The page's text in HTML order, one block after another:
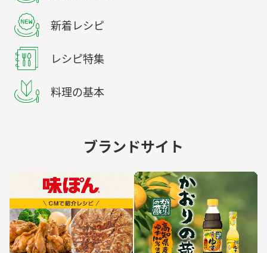
新着レシピ
レシピ特集
料理の基本
ブランドサイト